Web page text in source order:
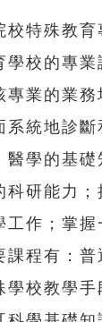
殊教育
學校的專
專業的業
系統地診
醫學的基
科研能力
工作；掌握
有：普
學校教學